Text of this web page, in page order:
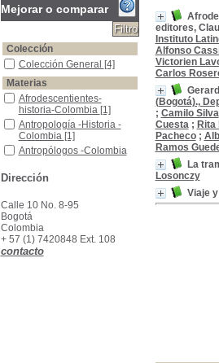
editores,
Instituto
Alfonso
Victorien
Carlos
(Bogotá).,
; Camilo Silva
Cuesta; Rita
Pacheco;
Ramos
La
Losonczy
Viaje
Mejorar o comparar
Colección
Colección General
Colección General [4]
Materias
Afrodescentientes-historia-Colombia
Afrodescentientes-
historia-Colombia [1]
Antropología -Historia -Colombia
Antropología -Historia -
Colombia [1]
Antropólogos -Colombia
Antropólogos -Colombia
Chamanismo-- Chocó (Colombia)
Chamanismo-- Chocó
Embera -Ritos y ceremonias
Embera -Ritos y
ceremonias
Emberas--Vida social y costumbres
Emberas--Vida social y
costumbres[1]
Esclavitud en Colombia (Abolición)-centenarios
Esclavitud en Colombia
Dirección
Calle 10 No. 8-95
Bogotá
Colombia
+ 57 (1) 7420848 Ext. 108
contacto